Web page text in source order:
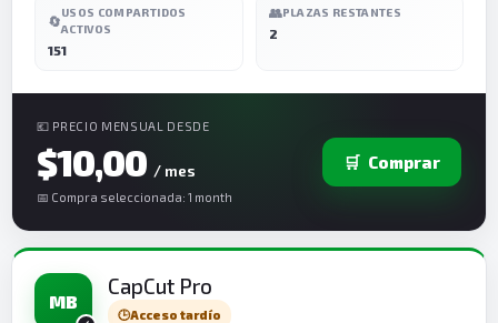
🔄
USOS COMPARTIDOS
ACTIVOS
151
👥PLAZAS RESTANTES
2
💶 PRECIO MENSUAL DESDE
$10,00 / mes
📅 Compra seleccionada: 1 month
🛒 Comprar
MB
CapCut Pro
🕒Acceso tardío